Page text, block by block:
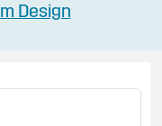
Design